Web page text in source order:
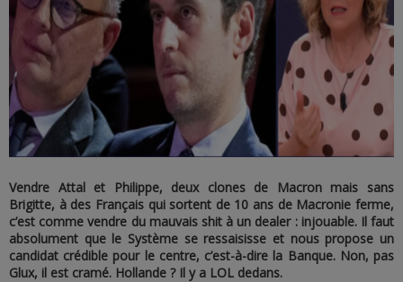
Vendre Attal et Philippe, deux clones de Macron mais sans
Brigitte, à des Français qui sortent de 10 ans de Macronie ferme,
c’est comme vendre du mauvais shit à un dealer : injouable. Il faut
absolument que le Système se ressaisisse et nous propose un
candidat crédible pour le centre, c’est-à-dire la Banque. Non, pas
Glux, il est cramé. Hollande ? Il y a LOL dedans.